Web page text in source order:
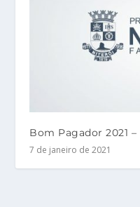
Bom Pagador 2021
7 de janeiro de 2021